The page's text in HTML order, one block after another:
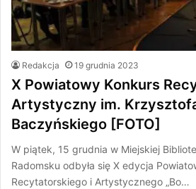
Redakcja 19 grudnia 2023
X Powiatowy Konkurs
Artystyczny im.
Baczyńskiego [FOTO]
W piątek, 15 grudnia w Miejskiej
Radomsku odbyła się X edycja
Recytatorskiego i Artystycznego „Bo…